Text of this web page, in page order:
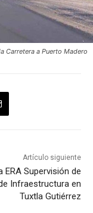
Carretera a Puerto Madero
Artículo siguiente
ERA Supervisión de
Infraestructura en
Tuxtla Gutiérrez